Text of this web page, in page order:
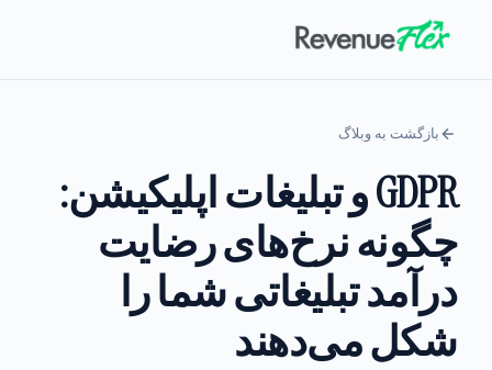
بازگشت به وبلاگ
GDPR و تبلیغات اپلیکیشن:
چگونه نرخ‌های رضایت
درآمد تبلیغاتی شما را
شکل می‌دهند